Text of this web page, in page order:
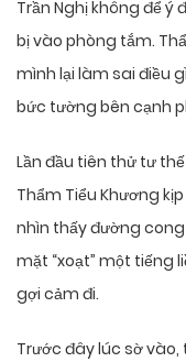
Trần Nghị không để ý
bị vào phòng tắm.
mình lại làm sai điều
bức tường bên cạnh
Lần đầu tiên thử tư
Thẩm Tiểu Khương
nhìn thấy đường
mặt “xoạt” một tiếng
gợi cảm đi.
Trước đây lúc sờ